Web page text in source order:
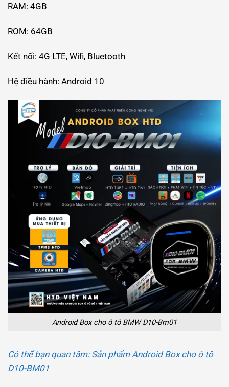
RAM: 4GB
ROM: 64GB
Kết nối: 4G LTE, Wifi, Bluetooth
Hệ điều hành: Android 10
Android Box cho ô tô BMW D10-Bm01
Có thể bạn quan tâm: Sản phẩm Android Box cho ô tô
D10-BM01